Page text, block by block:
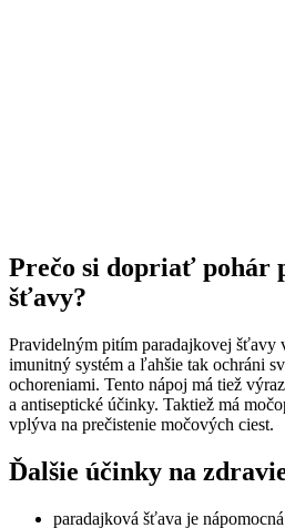
Prečo si dopriať pohár
šťavy?
Pravidelným pitím paradajkovej šťavy
imunitný systém a ľahšie tak ochráni
ochoreniami. Tento nápoj má tiež
a antiseptické účinky. Taktiež má
vplýva na prečistenie močových ciest.
Ďalšie účinky na
paradajková šťava je